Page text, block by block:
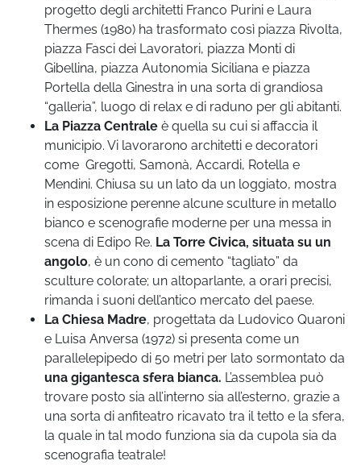
progetto degli architetti Franco Purini e Laura
Thermes (1980) ha trasformato così piazza Rivolta,
piazza Fasci dei Lavoratori, piazza Monti di
Gibellina, piazza Autonomia Siciliana e piazza
Portella della Ginestra in una sorta di grandiosa
“galleria”, luogo di relax e di raduno per gli abitanti.
La Piazza Centrale è quella su cui si affaccia il
municipio. Vi lavorarono architetti e decoratori
come Gregotti, Samonà, Accardi, Rotella e
Mendini. Chiusa su un lato da un loggiato, mostra
in esposizione perenne alcune sculture in metallo
bianco e scenografie moderne per una messa in
scena di Edipo Re. La Torre Civica, situata su un
angolo, è un cono di cemento “tagliato” da
sculture colorate; un altoparlante, a orari precisi,
rimanda i suoni dell’antico mercato del paese.
La Chiesa Madre, progettata da Ludovico Quaroni
e Luisa Anversa (1972) si presenta come un
parallelepipedo di 50 metri per lato sormontato da
una gigantesca sfera bianca. L’assemblea può
trovare posto sia all’interno sia all’esterno, grazie a
una sorta di anfiteatro ricavato tra il tetto e la sfera,
la quale in tal modo funziona sia da cupola sia da
scenografia teatrale!